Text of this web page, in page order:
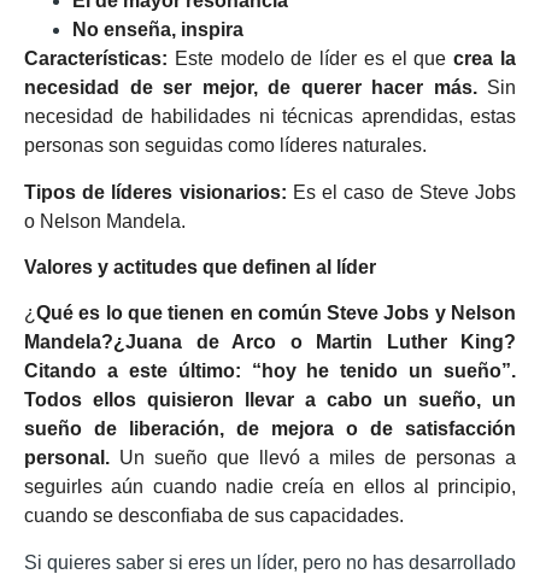
No enseña, inspira
Características: Este modelo de líder es el quecrea la
necesidad de ser mejor, de querer hacer más.Sin
necesidad de habilidades ni técnicas aprendidas, estas
personas son seguidas como líderes naturales.
Tipos de líderes visionarios: Es el caso de Steve Jobs
o Nelson Mandela.
Valores y actitudes que definen al líder
¿Qué es lo que tienen en común Steve Jobs y Nelson
Mandela?¿Juana de Arco o Martin Luther King?
Citando a este último: “hoy he tenido un sueño”.
Todos ellos quisieron llevar a cabo un sueño, un
sueño de liberación, de mejora o de satisfacción
personal. Un sueño que llevó a miles de personas a
seguirles aún cuando nadie creía en ellos al principio,
cuando se desconfiaba de sus capacidades.
Si quieres saber si eres un líder, pero no has desarrollado